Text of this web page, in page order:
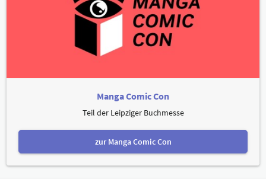
Manga Comic Con
Teil der Leipziger Buchmesse
zur Manga Comic Con